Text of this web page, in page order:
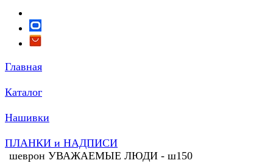
Главная
Каталог
Нашивки
ПЛАНКИ и НАДПИСИ
шеврон УВАЖАЕМЫЕ ЛЮДИ - ш150